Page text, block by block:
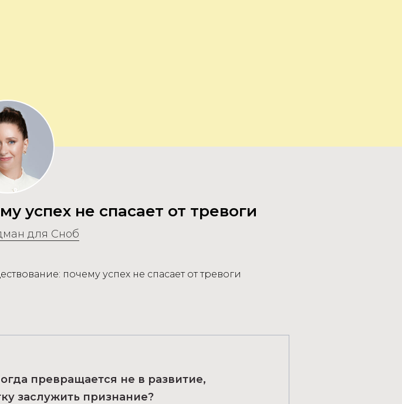
успех не спасает от тревоги
для Сноб
почему успех не спасает от тревоги
превращается не в развитие,
заслужить признание?